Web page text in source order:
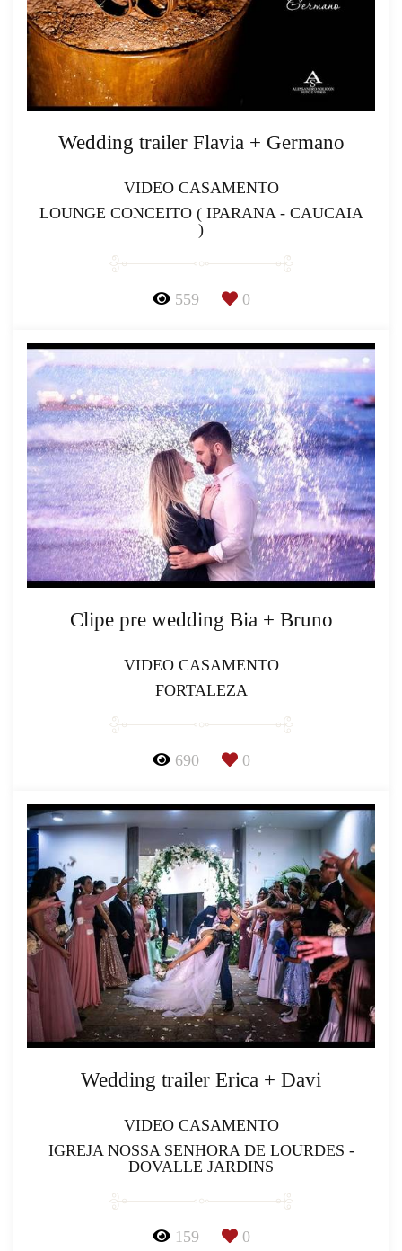
Wedding trailer Flavia + Germano
VIDEO CASAMENTO
LOUNGE CONCEITO ( IPARANA - CAUCAIA
)
559 0
Clipe pre wedding Bia + Bruno
VIDEO CASAMENTO
FORTALEZA
690 0
Wedding trailer Erica + Davi
VIDEO CASAMENTO
IGREJA NOSSA SENHORA DE LOURDES -
DOVALLE JARDINS
159 0